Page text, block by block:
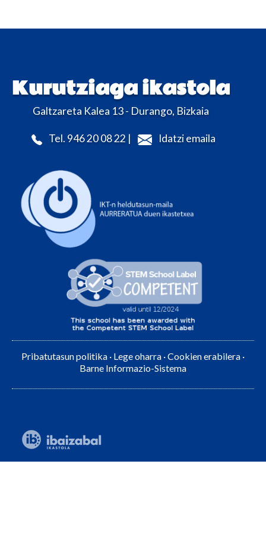
Kurutziaga ikastola
Galtzareta Kalea 13 - Durango, Bizkaia
Tel. 946 20 08 22 | Idatzi emaila
Pribatutasun politika · Lege oharra ·Cookien erabilera ·
Barne Informazio-Sistema